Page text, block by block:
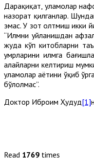
Дарҳақиқат, уламолар
назорат қилганлар.
эмас. У зот олтмиш икки
“Илмни уйланишдан
жуда кўп китобларни
умрларини илмга
алайҳларни келтириш
уламолар ҳаётини ўқиб
бўлолмас”.
Доктор Иброҳим Ҳудҳуд[1]
Read 1769 times